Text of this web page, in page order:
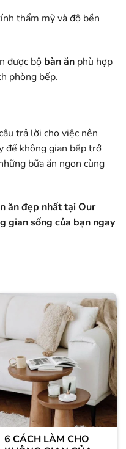
thẩm mỹ và độ bền
được bộ bàn ănphù hợp
phòng bếp.
trả lời cho việc nên
để không gian bếp trở
bữa ăn ngon cùng
ăn đẹp nhất tạiOur
gian sống của bạn ngay
6 CÁCH LÀM CHO